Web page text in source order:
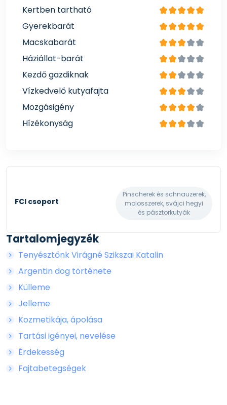
Kertben tartható
Gyerekbarát
Macskabarát
Háziállat-barát
Kezdő gazdiknak
Vízkedvelő kutyafajta
Mozgásigény
Hízékonyság
FCI csoport
Pinscherek és schnauzerek,
molosszerek, svájci hegyi
és pásztorkutyák
Tartalomjegyzék
Tenyésztőnk Virágné Szikszai Katalin
Argentin dog története
Külleme
Jelleme
Kozmetikája, ápolása
Tartási igényei, nevelése
Érdekesség
Fajtabetegségek